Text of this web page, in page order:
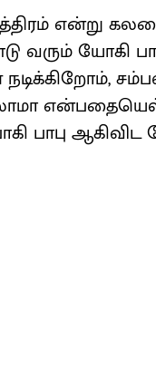
என்று
வரும் யோகி
நடிக்கிறோம்,
ஆகிவிட